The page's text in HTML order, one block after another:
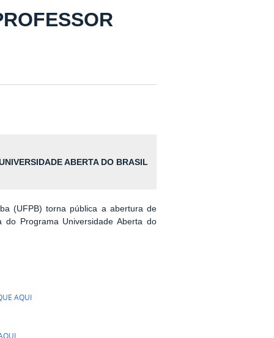
ABERTA DO BRASIL
(UFPB) torna pública a abertura de
do Programa Universidade Aberta do
AQUI